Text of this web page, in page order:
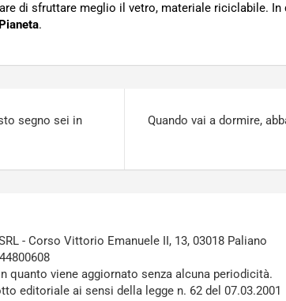
di sfruttare meglio il vetro, materiale riciclabile.
Pianeta.
segno sei in
Quando vai a dormire,
- Corso Vittorio Emanuele II, 13, 03018 Paliano
quanto viene aggiornato senza alcuna periodicità.
editoriale ai sensi della legge n. 62 del 07.03.2001